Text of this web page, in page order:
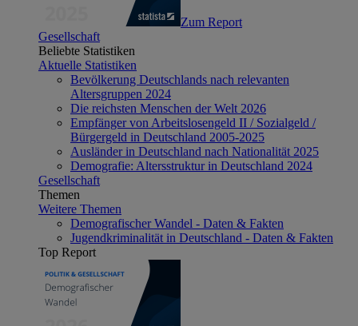
Zum Report
Gesellschaft
Beliebte Statistiken
Aktuelle Statistiken
Bevölkerung Deutschlands nach relevanten
Altersgruppen 2024
Die reichsten Menschen der Welt 2026
Empfänger von Arbeitslosengeld II / Sozialgeld /
Bürgergeld in Deutschland 2005-2025
Ausländer in Deutschland nach Nationalität 2025
Demografie: Altersstruktur in Deutschland 2024
Gesellschaft
Themen
Weitere Themen
Demografischer Wandel - Daten & Fakten
Jugendkriminalität in Deutschland - Daten & Fakten
Top Report